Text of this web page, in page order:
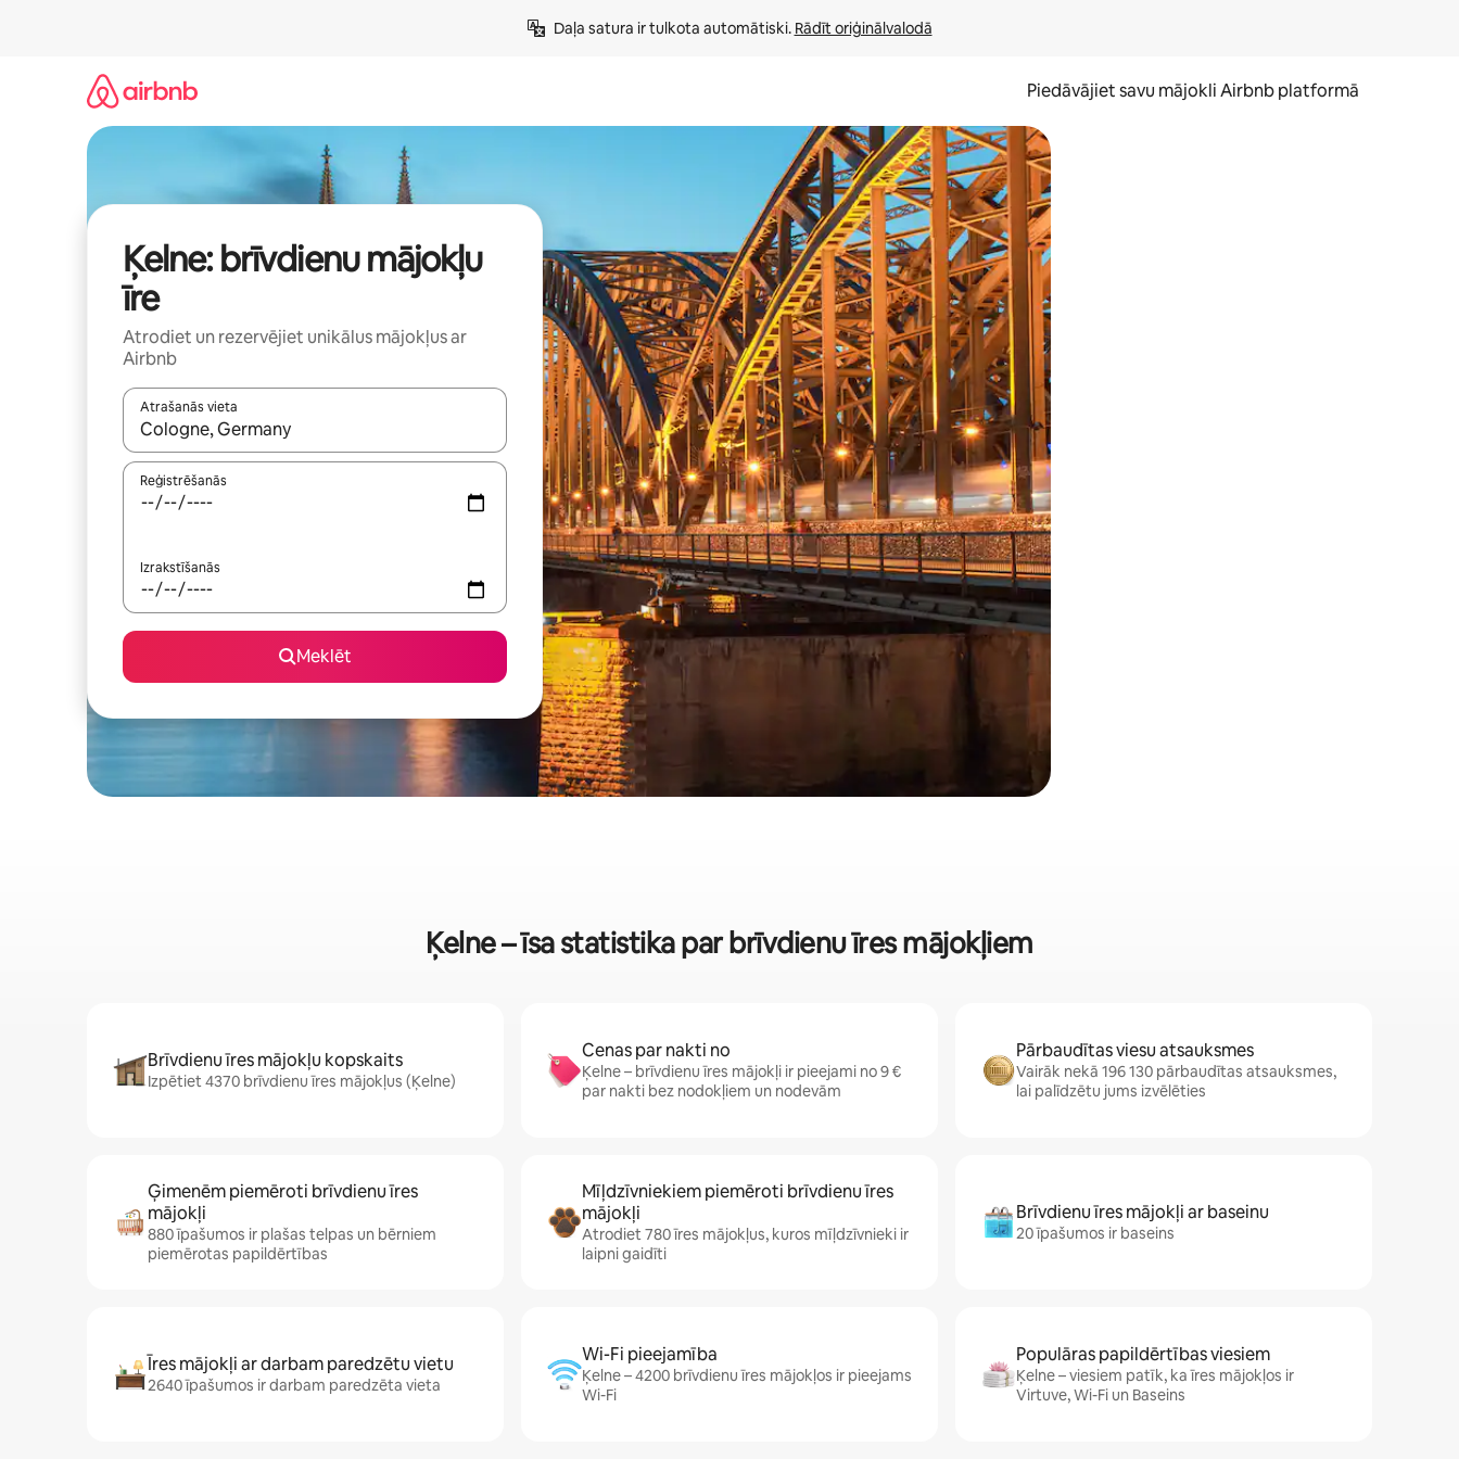
Daļa satura ir tulkota automātiski. Rādīt oriģinālvalodā
Piedāvājiet savu mājokli Airbnb platformā
Ķelne: brīvdienu mājokļu
īre
Atrodiet un rezervējiet unikālus mājokļus ar
Airbnb
Atrašanās vieta
Kad rezultāti kļūs pieejami, izmantojiet bultiņu uz augšu un uz leju vai izpētiet tos, pieskaroties ekrānam vai pavelkot pa to ar pirkstu.
Reģistrēšanās
Izrakstīšanās
Meklēt
Ķelne – īsa statistika par brīvdienu īres mājokļiem
Brīvdienu īres mājokļu kopskaits
Izpētiet 4370 brīvdienu īres mājokļus (Ķelne)
Cenas par nakti no
Ķelne – brīvdienu īres mājokļi ir pieejami no 9 €
par nakti bez nodokļiem un nodevām
Pārbaudītas viesu atsauksmes
Vairāk nekā 196 130 pārbaudītas atsauksmes,
lai palīdzētu jums izvēlēties
Ģimenēm piemēroti brīvdienu īres
mājokļi
880 īpašumos ir plašas telpas un bērniem
piemērotas papildērtības
Mīļdzīvniekiem piemēroti brīvdienu īres
mājokļi
Atrodiet 780 īres mājokļus, kuros mīļdzīvnieki ir
laipni gaidīti
Brīvdienu īres mājokļi ar baseinu
20 īpašumos ir baseins
Īres mājokļi ar darbam paredzētu vietu
2640 īpašumos ir darbam paredzēta vieta
Wi-Fi pieejamība
Ķelne – 4200 brīvdienu īres mājokļos ir pieejams
Wi-Fi
Populāras papildērtības viesiem
Ķelne – viesiem patīk, ka īres mājokļos ir
Virtuve, Wi-Fi un Baseins